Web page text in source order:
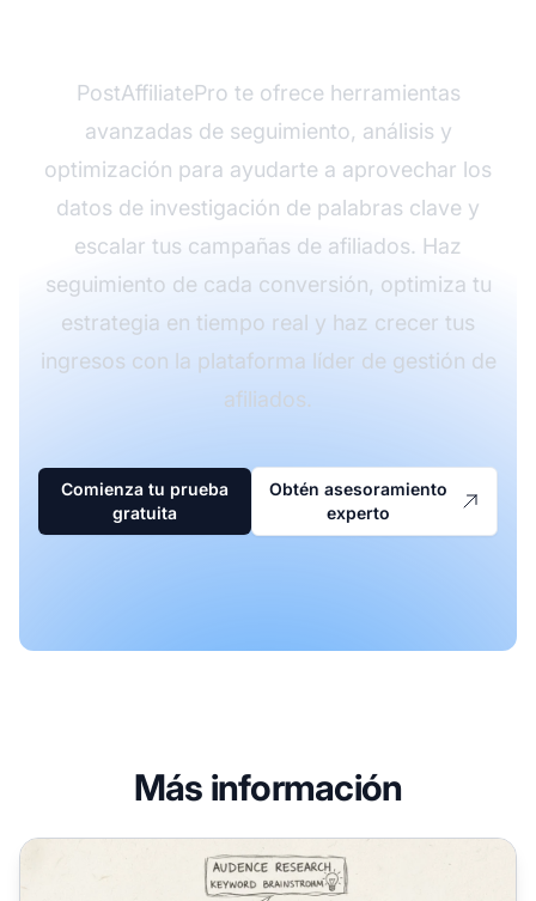
PostAffiliatePro te ofrece herramientas
avanzadas de seguimiento, análisis y
optimización para ayudarte a aprovechar los
datos de investigación de palabras clave y
escalar tus campañas de afiliados. Haz
seguimiento de cada conversión, optimiza tu
estrategia en tiempo real y haz crecer tus
ingresos con la plataforma líder de gestión de
afiliados.
Comienza tu prueba
gratuita
Obtén asesoramiento
experto
Más información
¿Por qué es importante la investigación de palabras